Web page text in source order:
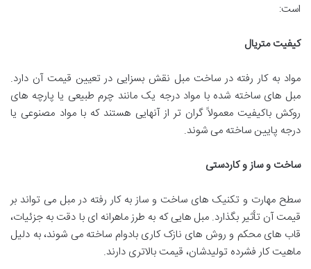
است:
کیفیت متریال
مواد به کار رفته در ساخت مبل نقش بسزایی در تعیین قیمت آن دارد.
مبل های ساخته شده با مواد درجه یک مانند چرم طبیعی یا پارچه های
روکش باکیفیت معمولاً گران تر از آنهایی هستند که با مواد مصنوعی یا
درجه پایین ساخته می شوند.
ساخت و ساز و کاردستی
سطح مهارت و تکنیک های ساخت و ساز به کار رفته در مبل می تواند بر
قیمت آن تأثیر بگذارد. مبل هایی که به طرز ماهرانه ای با دقت به جزئیات،
قاب های محکم و روش های نازک کاری بادوام ساخته می شوند، به دلیل
ماهیت کار فشرده تولیدشان، قیمت بالاتری دارند.